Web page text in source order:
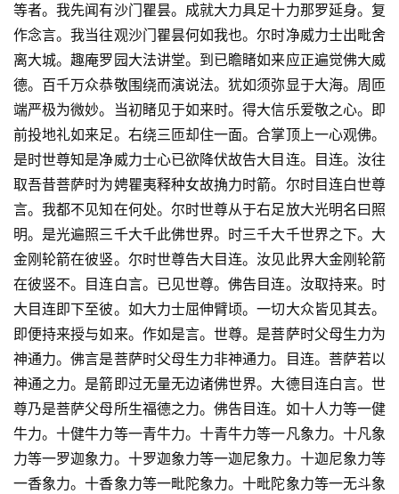
等者。我先闻有沙门瞿昙。成就大力具足十力那罗延身。复
作念言。我当往观沙门瞿昙何如我也。尔时净威力士出毗舍
离大城。趣庵罗园大法讲堂。到已瞻睹如来应正遍觉佛大威
德。百千万众恭敬围绕而演说法。犹如须弥显于大海。周匝
端严极为微妙。当初睹见于如来时。得大信乐爱敬之心。即
前投地礼如来足。右绕三匝却住一面。合掌顶上一心观佛。
是时世尊知是净威力士心已欲降伏故告大目连。目连。汝往
取吾昔菩萨时为娉瞿夷释种女故捔力时箭。尔时目连白世尊
言。我都不见知在何处。尔时世尊从于右足放大光明名曰照
明。是光遍照三千大千此佛世界。时三千大千世界之下。大
金刚轮箭在彼竖。尔时世尊告大目连。汝见此界大金刚轮箭
在彼竖不。目连白言。已见世尊。佛告目连。汝取持来。时
大目连即下至彼。如大力士屈伸臂顷。一切大众皆见其去。
即便持来授与如来。作如是言。世尊。是菩萨时父母生力为
神通力。佛言是菩萨时父母生力非神通力。目连。菩萨若以
神通之力。是箭即过无量无边诸佛世界。大德目连白言。世
尊乃是菩萨父母所生福德之力。佛告目连。如十人力等一健
牛力。十健牛力等一青牛力。十青牛力等一凡象力。十凡象
力等一罗迦象力。十罗迦象力等一迦尼象力。十迦尼象力等
一香象力。十香象力等一毗陀象力。十毗陀象力等一无斗象